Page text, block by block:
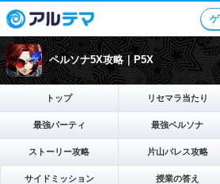
ペルソナ5X攻略｜P5X
トップ リセマラ当たり
最強パーティ 最強ペルソナ
ストーリー攻略 片山パレス攻略
サイドミッション 授業の答え